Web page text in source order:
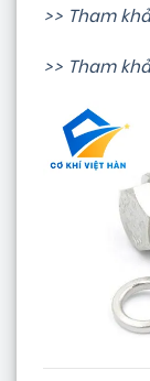
>> Tham
>> Tham